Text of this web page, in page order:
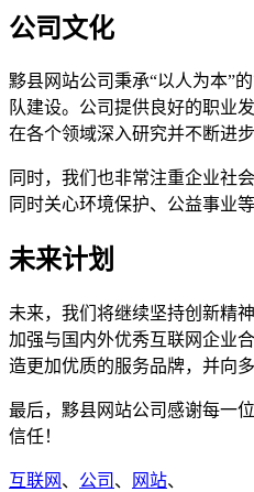
公司文化
黟县网站公司秉承“以人为本”
队建设。公司提供良好的职业
在各个领域深入研究并不断进步
同时，我们也非常注重企业社
同时关心环境保护、公益事业等
未来计划
未来，我们将继续坚持创新精
加强与国内外优秀互联网企业
造更加优质的服务品牌，并向
最后，黟县网站公司感谢每一
信任！
互联网 、 公司 、 网站、